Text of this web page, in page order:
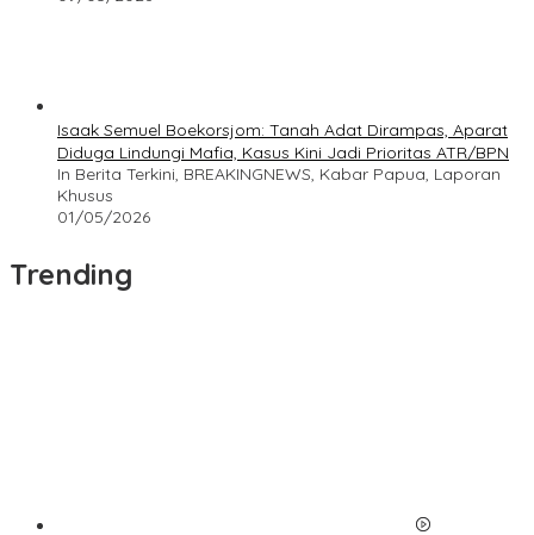
Isaak Semuel Boekorsjom: Tanah Adat Dirampas, Aparat
Diduga Lindungi Mafia, Kasus Kini Jadi Prioritas ATR/BPN
In Berita Terkini, BREAKINGNEWS, Kabar Papua, Laporan
Khusus
01/05/2026
Trending